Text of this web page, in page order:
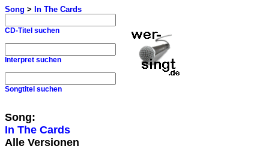
Song > In The Cards
CD-Titel suchen
Interpret suchen
Songtitel suchen
Song:
In The Cards
Alle Versionen